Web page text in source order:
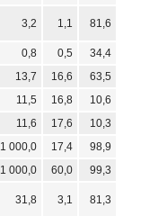
3,2 1,1 81,6
0,8 0,5
34,4
13,7 16,6
63,5
11,5 16,8
10,6
11,6 17,6
10,3
1 000,0 17,4
98,9
1 000,0 60,0 99,3
31,8 3,1 81,3